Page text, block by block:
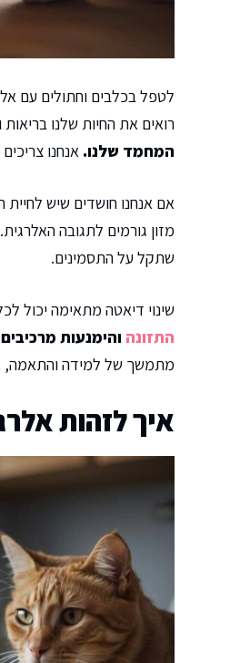
לטפל בכלבים וחתולים עם
רואים את החיות שלנו
המחמד שלנו. אנחנו
אם אנחנו חושדים שיש
מזון גורמים לתגובה
שתקל על התסמינים.
שינוי דיאטה מתאימה יכול
התזונה והימנעות
מתמשך של למידה והתאמה,
איך לזהות